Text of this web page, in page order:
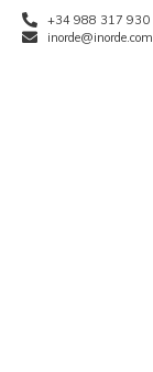
+34 988 317 930
inorde@inorde.com